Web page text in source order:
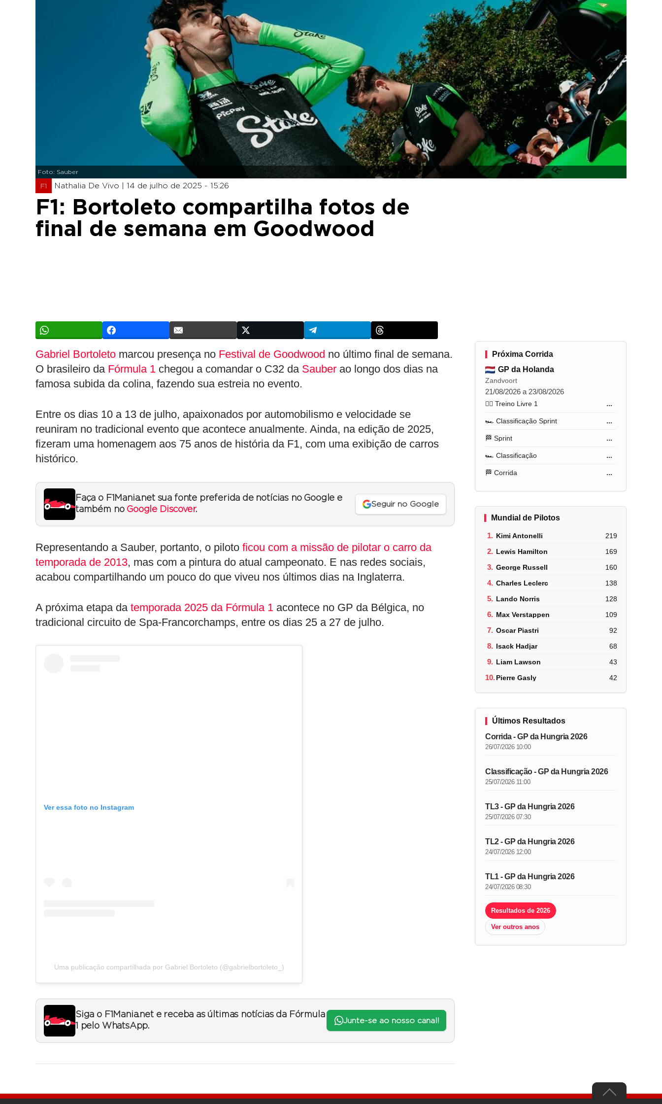
Foto: Sauber
F1 Nathalia De Vivo | 14 de julho de 2025 - 15:26
F1: Bortoleto compartilha fotos de
final de semana em Goodwood
Gabriel Bortoleto marcou presença no Festival de Goodwood no último final de semana.
O brasileiro da Fórmula 1 chegou a comandar o C32 da Sauber ao longo dos dias na
famosa subida da colina, fazendo sua estreia no evento.
Entre os dias 10 a 13 de julho, apaixonados por automobilismo e velocidade se
reuniram no tradicional evento que acontece anualmente. Ainda, na edição de 2025,
fizeram uma homenagem aos 75 anos de história da F1, com uma exibição de carros
histórico.
Faça o F1Mania.net sua fonte preferida de notícias no Google e
também no Google Discover.
Seguir no Google
Representando a Sauber, portanto, o piloto ficou com a missão de pilotar o carro da
temporada de 2013, mas com a pintura do atual campeonato. E nas redes sociais,
acabou compartilhando um pouco do que viveu nos últimos dias na Inglaterra.
A próxima etapa da temporada 2025 da Fórmula 1 acontece no GP da Bélgica, no
tradicional circuito de Spa-Francorchamps, entre os dias 25 a 27 de julho.
Ver essa foto no Instagram
Uma publicação compartilhada por Gabriel Bortoleto (@gabrielbortoleto_)
Siga o F1Mania.net e receba as últimas notícias da Fórmula
1 pelo WhatsApp.
Junte-se ao nosso canal!
Próxima Corrida
GP da Holanda
Zandvoort
21/08/2026 a 23/08/2026
🏋️‍♂️ Treino Livre 1 ...
🏎️ Classificação Sprint ...
🏁 Sprint ...
🏎️ Classificação ...
🏁 Corrida ...
Mundial de Pilotos
1. Kimi Antonelli 219
2. Lewis Hamilton 169
3. George Russell 160
4. Charles Leclerc 138
5. Lando Norris 128
6. Max Verstappen 109
7. Oscar Piastri 92
8. Isack Hadjar 68
9. Liam Lawson 43
10.Pierre Gasly 42
Últimos Resultados
Corrida - GP da Hungria 2026
26/07/2026 10:00
Classificação - GP da Hungria 2026
25/07/2026 11:00
TL3 - GP da Hungria 2026
25/07/2026 07:30
TL2 - GP da Hungria 2026
24/07/2026 12:00
TL1 - GP da Hungria 2026
24/07/2026 08:30
Resultados de 2026
Ver outros anos